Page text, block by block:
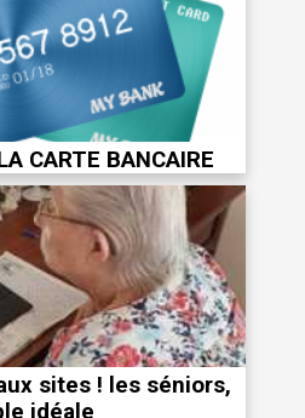
CARTE BANCAIRE
sites ! les séniors,
idéale